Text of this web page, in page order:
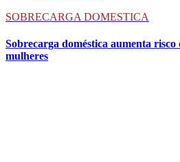
SOBRECARGA DOMESTICA
Sobrecarga doméstica aumenta
mulheres